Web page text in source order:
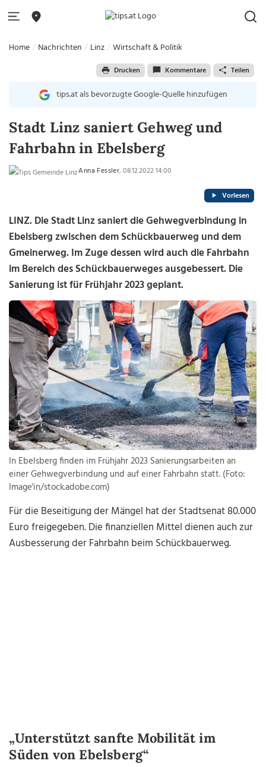
Home Nachrichten Linz Wirtschaft & Politik
Drucken Kommentare Teilen
tips.at als bevorzugte Google-Quelle hinzufügen
Stadt Linz saniert Gehweg und
Fahrbahn in Ebelsberg
Anna Fessler, 08.12.2022 14:00
Vorlesen
LINZ. Die Stadt Linz saniert die Gehwegverbindung in
Ebelsberg zwischen dem Schückbauerweg und dem
Gmeinerweg. Im Zuge dessen wird auch die Fahrbahn
im Bereich des Schückbauerweges ausgebessert. Die
Sanierung ist für Frühjahr 2023 geplant.
In Ebelsberg finden im Frühjahr 2023 Sanierungsarbeiten an
einer Gehwegverbindung und auf einer Fahrbahn statt. (Foto:
Image'in/stock.adobe.com)
Für die Beseitigung der Mängel hat der Stadtsenat 80.000
Euro freigegeben. Die finanziellen Mittel dienen auch zur
Ausbesserung der Fahrbahn beim Schückbauerweg.
„Unterstützt sanfte Mobilität im
Süden von Ebelsberg“